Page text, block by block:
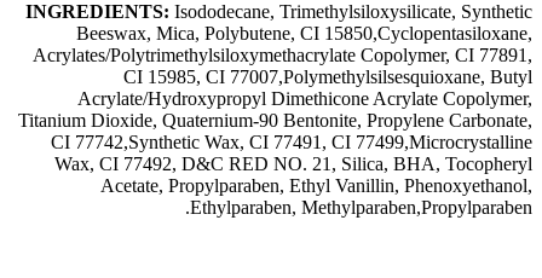
INGREDIENTS: Isododecane, Trimethylsiloxysilicate, Synthetic
Beeswax, Mica, Polybutene, CI 15850,Cyclopentasiloxane,
Acrylates/Polytrimethylsiloxymethacrylate Copolymer, CI 77891,
CI 15985, CI 77007,Polymethylsilsesquioxane, Butyl
Acrylate/Hydroxypropyl Dimethicone Acrylate Copolymer,
Titanium Dioxide, Quaternium-90 Bentonite, Propylene Carbonate,
CI 77742,Synthetic Wax, CI 77491, CI 77499,Microcrystalline
Wax, CI 77492, D&C RED NO. 21, Silica, BHA, Tocopheryl
Acetate, Propylparaben, Ethyl Vanillin, Phenoxyethanol,
Ethylparaben, Methylparaben,Propylparaben.